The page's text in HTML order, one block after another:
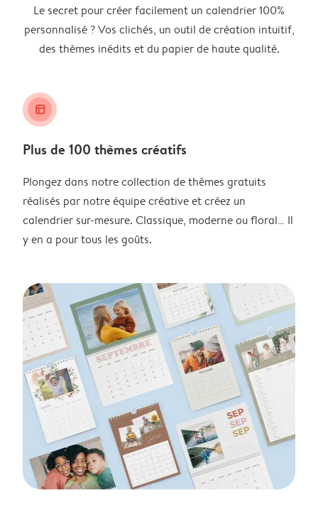
Le secret pour créer facilement un calendrier 100%
personnalisé ? Vos clichés, un outil de création intuitif,
des thèmes inédits et du papier de haute qualité.
layout_alt
Plus de 100 thèmes créatifs
Plongez dans notre collection de thèmes gratuits
réalisés par notre équipe créative et créez un
calendrier sur-mesure. Classique, moderne ou floral… Il
y en a pour tous les goûts.